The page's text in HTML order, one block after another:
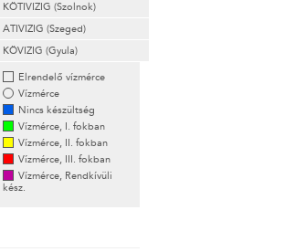
KÖTIVIZIG (Szolnok)
ATIVIZIG (Szeged)
KÖVIZIG (Gyula)
Elrendelő vízmérce
Vízmérce
Nincs készültség
Vízmérce, I. fokban
Vízmérce, II. fokban
Vízmérce, III. fokban
Vízmérce, Rendkívüli
kész.